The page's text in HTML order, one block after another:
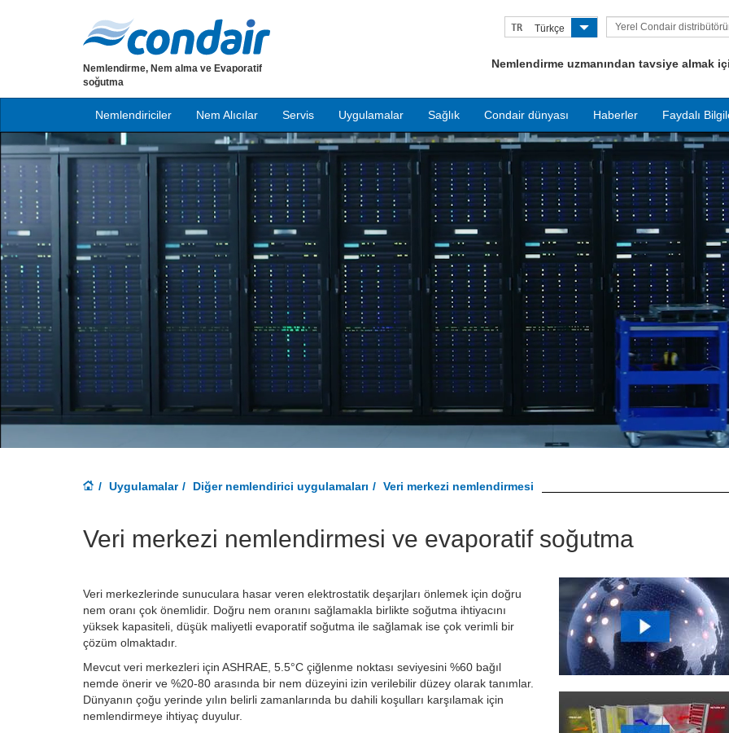
TR Türkçe
Yerel Condair
Nemlendirme uzmanından tavsiye almak
Nemlendirme, Nem alma ve Evaporatif
soğutma
Nemlendiriciler Nem Alıcılar Servis Uygulamalar Sağlık Condair dünyası Haberler Faydalı
Uygulamalar Diğer nemlendirici uygulamaları Veri merkezi nemlendirmesi
Veri merkezi nemlendirmesi ve evaporatif soğutma
Veri merkezlerinde sunuculara hasar veren elektrostatik deşarjları önlemek için doğru
nem oranı çok önemlidir. Doğru nem oranını sağlamakla birlikte soğutma ihtiyacını
yüksek kapasiteli, düşük maliyetli evaporatif soğutma ile sağlamak ise çok verimli bir
çözüm olmaktadır.
Mevcut veri merkezleri için ASHRAE, 5.5°C çiğlenme noktası seviyesini %60 bağıl
nemde önerir ve %20-80 arasında bir nem düzeyini izin verilebilir düzey olarak tanımlar.
Dünyanın çoğu yerinde yılın belirli zamanlarında bu dahili koşulları karşılamak için
nemlendirmeye ihtiyaç duyulur.